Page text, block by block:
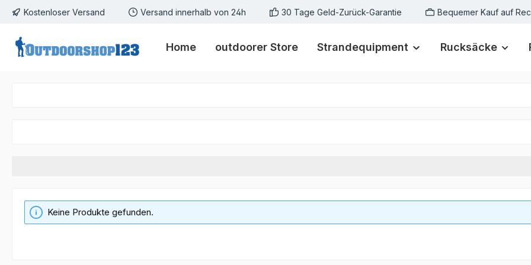
Hauptinhalt springen
Zur Suche springen
Zur Hauptnavigation springen
Kostenloser Versand Versand innerhalb von 24h 30 Tage Geld-Zurück-Garantie Bequemer Kauf auf
Home outdoorer Store Strandequipment Rucksäcke
Keine Produkte gefunden.